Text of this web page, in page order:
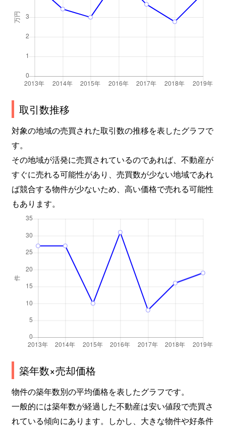
取引数推移
対象の地域の売買された取引数の推移を表したグラフで
す。
その地域が活発に売買されているのであれば、不動産が
すぐに売れる可能性があり、売買数が少ない地域であれ
ば競合する物件が少ないため、高い価格で売れる可能性
もあります。
築年数×売却価格
物件の築年数別の平均価格を表したグラフです。
一般的には築年数が経過した不動産は安い値段で売買さ
れている傾向にあります。しかし、大きな物件や好条件